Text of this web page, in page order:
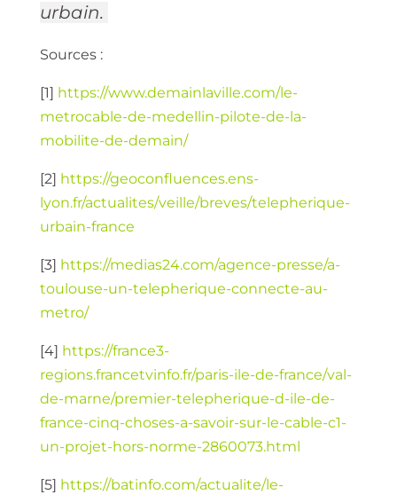
urbain.
Sources :
[1] https://www.demainlaville.com/le-
metrocable-de-medellin-pilote-de-la-
mobilite-de-demain/
[2] https://geoconfluences.ens-
lyon.fr/actualites/veille/breves/telepherique-
urbain-france
[3] https://medias24.com/agence-presse/a-
toulouse-un-telepherique-connecte-au-
metro/
[4] https://france3-
regions.francetvinfo.fr/paris-ile-de-france/val-
de-marne/premier-telepherique-d-ile-de-
france-cinq-choses-a-savoir-sur-le-cable-c1-
un-projet-hors-norme-2860073.html
[5] https://batinfo.com/actualite/le-